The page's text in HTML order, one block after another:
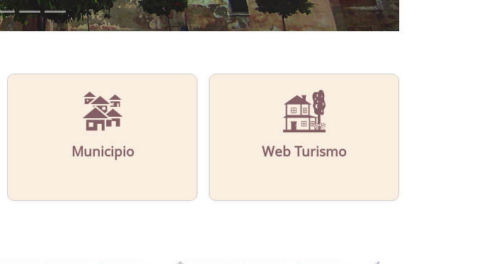
Municipio Web Turismo